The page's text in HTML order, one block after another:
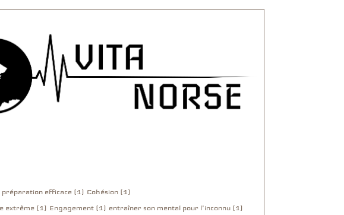
préparation efficace (1) Cohésion (1)
extrême (1) Engagement (1) entraîner son mental pour l'inconnu (1)